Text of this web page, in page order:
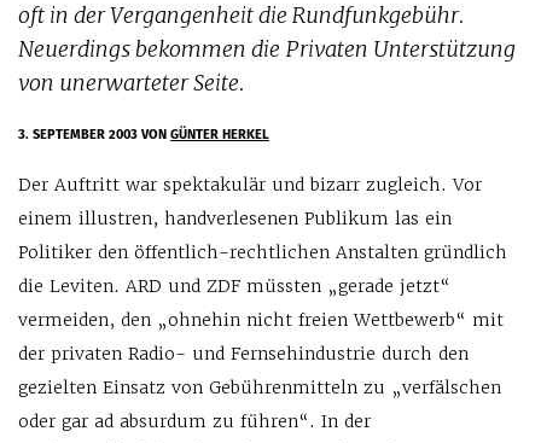
oft in der Vergangenheit die Rundfunkgebühr.
Neuerdings bekommen die Privaten Unterstützung
von unerwarteter Seite.
3. SEPTEMBER 2003VONGÜNTER HERKEL
Der Auftritt war spektakulär und bizarr zugleich. Vor
einem illustren, handverlesenen Publikum las ein
Politiker den öffentlich-rechtlichen Anstalten gründlich
die Leviten. ARD und ZDF müssten „gerade jetzt“
vermeiden, den „ohnehin nicht freien Wettbewerb“ mit
der privaten Radio- und Fernsehindustrie durch den
gezielten Einsatz von Gebührenmitteln zu „verfälschen
oder gar ad absurdum zu führen“. In der